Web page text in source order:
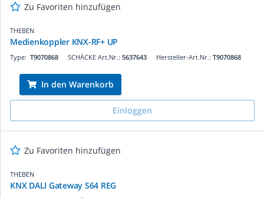
Zu Favoriten hinzufügen
THEBEN
Medienkoppler KNX-RF+ UP
SCHÄCKE Art.Nr.: 5637643
Type: T9070868 Hersteller-Art.Nr.: T9070868
In den Warenkorb
Einloggen
Zu Favoriten hinzufügen
THEBEN
KNX DALI Gateway S64 REG